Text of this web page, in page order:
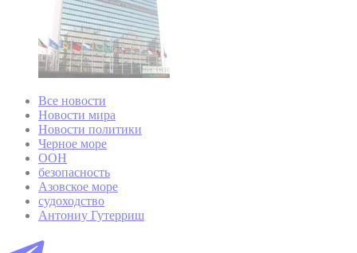
Все новости
Новости мира
Новости политики
Черное море
ООН
безопасность
Азовское море
судоходство
Антониу Гутерриш